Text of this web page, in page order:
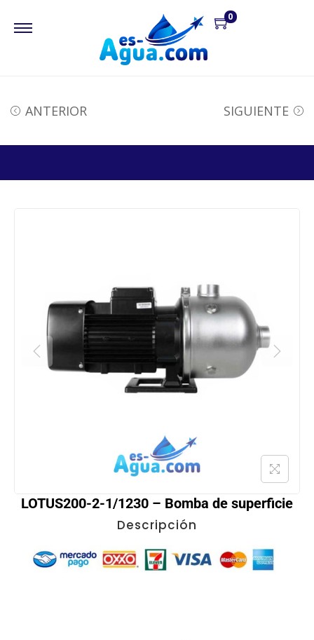
0
ANTERIOR SIGUIENTE
LOTUS200-2-1/1230 – Bomba de superficie
Descripción